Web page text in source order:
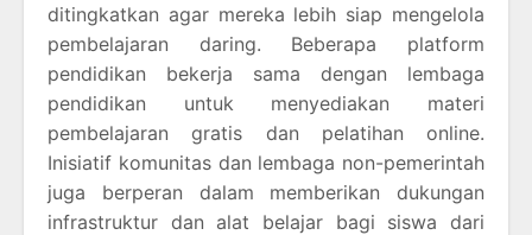
ditingkatkan agar mereka lebih siap mengelola
pembelajaran daring. Beberapa platform
pendidikan bekerja sama dengan lembaga
pendidikan untuk menyediakan materi
pembelajaran gratis dan pelatihan online.
Inisiatif komunitas dan lembaga non-pemerintah
juga berperan dalam memberikan dukungan
infrastruktur dan alat belajar bagi siswa dari